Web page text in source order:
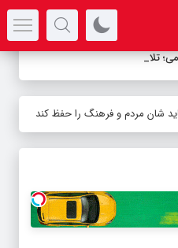
تلاش برای ب_
شان مردم و فرهنگ را حفظ کند